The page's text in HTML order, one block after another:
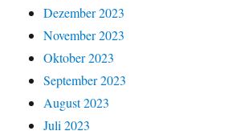
Dezember 2023
November 2023
Oktober 2023
September 2023
August 2023
Juli 2023